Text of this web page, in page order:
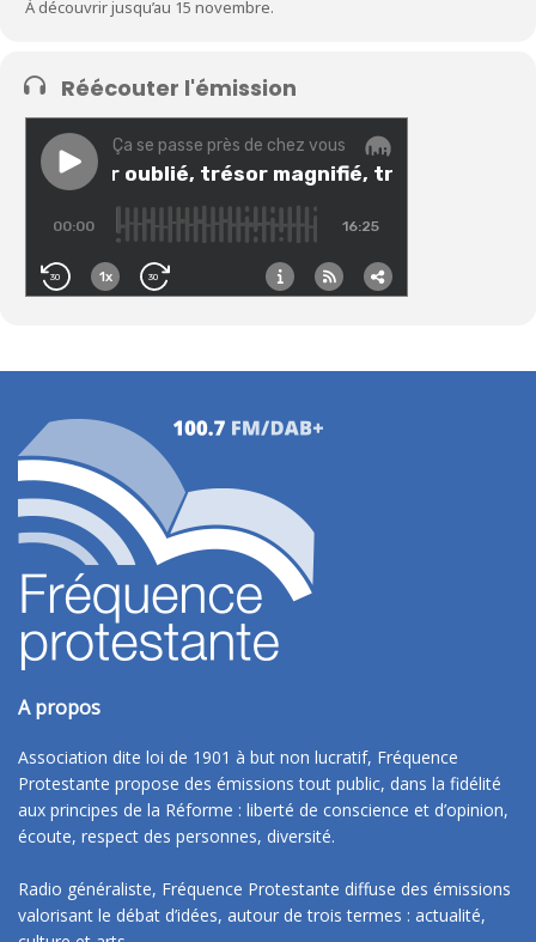
À découvrir jusqu’au 15 novembre.
Réécouter l'émission
A propos
Association dite loi de 1901 à but non lucratif, Fréquence
Protestante propose des émissions tout public, dans la fidélité
aux principes de la Réforme : liberté de conscience et d’opinion,
écoute, respect des personnes, diversité.
Radio généraliste, Fréquence Protestante diffuse des émissions
valorisant le débat d’idées, autour de trois termes : actualité,